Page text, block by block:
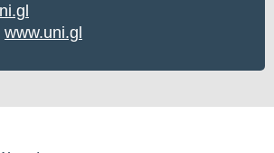
www.uni.gl